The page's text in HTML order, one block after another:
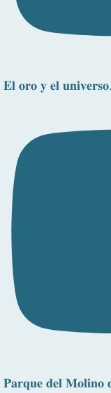
𝐄𝐥 𝐨𝐫𝐨 𝐲 𝐞𝐥
𝐏𝐚𝐫𝐪𝐮𝐞 𝐝𝐞𝐥